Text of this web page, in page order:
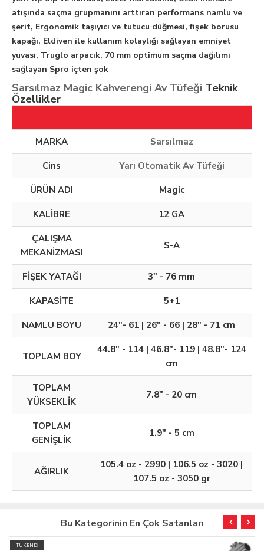
atışında saçma grupmanını arttıran performans namlu ve
şerit, Ergonomik taşıyıcı ve tutucu düğmesi, fişek borusu
kapağı, Eldiven ile kullanım kolaylığı sağlayan emniyet
yuvası, Truglo arpacık, 70 mm optimum saçma dağılımı
sağlayan Spro içten şok
Sarsılmaz Magic Kahverengi Av Tüfeği Teknik
Özellikler
MARKA Sarsılmaz
Cins Yarı Otomatik Av Tüfeği
ÜRÜN ADI Magic
KALİBRE 12 GA
ÇALIŞMA
MEKANİZMASI
S-A
FİŞEK YATAĞI 3" - 76 mm
KAPASİTE 5+1
NAMLU BOYU 24"- 61 | 26" - 66 | 28" - 71 cm
TOPLAM BOY
44.8" - 114 | 46.8"- 119 | 48.8"- 124
cm
TOPLAM
YÜKSEKLİK
7.8" - 20 cm
TOPLAM
GENİŞLİK
1.9" - 5 cm
AĞIRLIK
105.4 oz - 2990 | 106.5 oz - 3020 |
107.5 oz - 3050 gr
Bu Kategorinin En Çok Satanları
TÜKENDİ